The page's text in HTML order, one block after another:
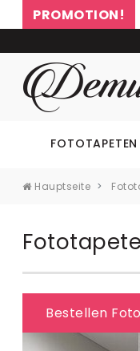
PROMOTION!
FOTOTAPETEN
Hauptseite
Bestellen